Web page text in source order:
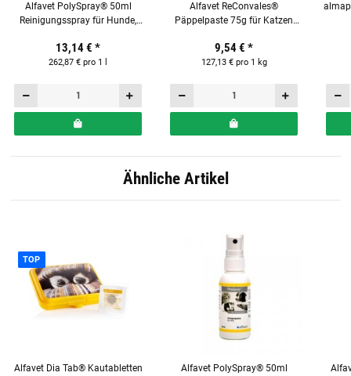
Alfavet PolySpray® 50ml
Reinigungsspray für Hunde,
13,14 € *
262,87 € pro 1 l
Alfavet ReConvales®
Päppelpaste 75g für Katzen
9,54 € *
127,13 € pro 1 kg
Ähnliche Artikel
TOP
Alfavet Dia Tab® Kautabletten
Alfavet PolySpray® 50ml